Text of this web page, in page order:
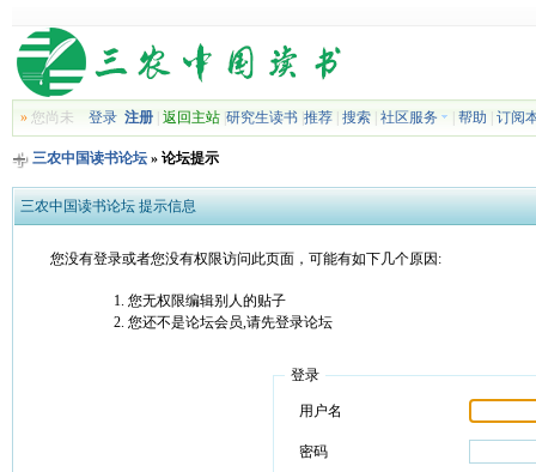
»您尚未 登录 注册| 返回主站| 研究生读书| 推荐| 搜索| 社区服务 帮助 订阅
三农中国读书论坛» 论坛提示
三农中国读书论坛 提示信息
您没有登录或者您没有权限访问此页面，可能有如下几个原因:
您无权限编辑别人的贴子
您还不是论坛会员,请先登录论坛
登录
用户名
密码